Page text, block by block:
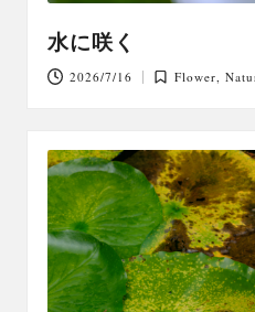
水に咲く
2026/7/16
Posted
Flower ,